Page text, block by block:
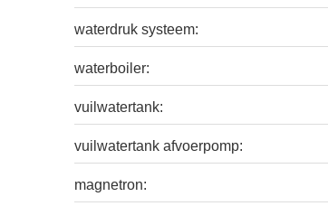
waterdruk systeem:
waterboiler:
vuilwatertank:
vuilwatertank afvoerpomp:
magnetron: